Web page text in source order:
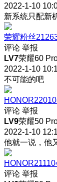
2022-1-10
新系统只配新
荣耀粉丝
评论 举报
LV7荣耀60
2022-1-10
不可能的吧
评论 举报
LV9荣耀50
2022-1-10
他就一说，他
评论 举报